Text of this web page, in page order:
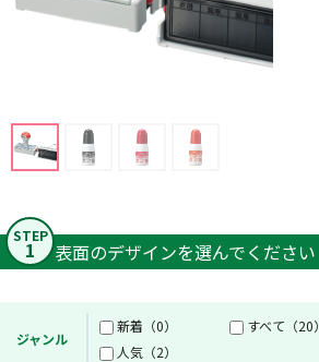
STEP
1 表面のデザインを選んでください
ジャンル
新着（0）
人気（2）
すべて（20）